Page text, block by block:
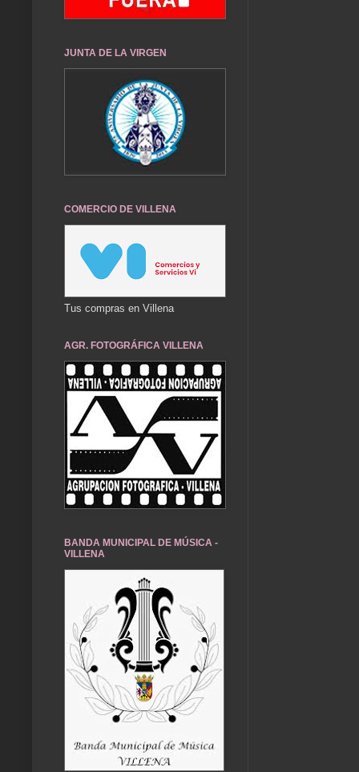
JUNTA DE LA VIRGEN
COMERCIO DE VILLENA
Tus compras en Villena
AGR. FOTOGRÁFICA VILLENA
BANDA MUNICIPAL DE MÚSICA -
VILLENA